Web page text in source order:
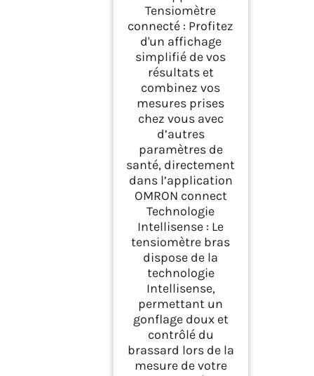
Tensiomètre
connecté : Profitez
d'un affichage
simplifié de vos
résultats et
combinez vos
mesures prises
chez vous avec
d’autres
paramètres de
santé, directement
dans l’application
OMRON connect
Technologie
Intellisense : Le
tensiomètre bras
dispose de la
technologie
Intellisense,
permettant un
gonflage doux et
contrôlé du
brassard lors de la
mesure de votre